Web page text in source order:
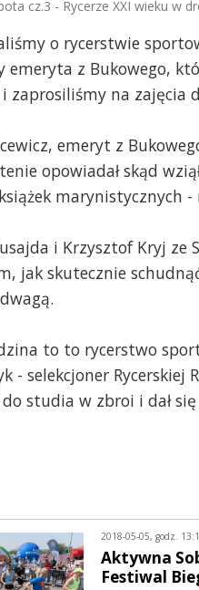
cz.3 - Rycerze XXI wieku w
o rycerstwie
emeryta z Bukowego,
zaprosiliśmy na zajęcia
emeryt z
opowiadał skąd
marynistycznych -
i Krzysztof Kryj ze
jak skutecznie
to to rycerstwo
- selekcjoner
do studia w zbroi i dał
2018-05-05, godz.
Aktywna
Festiwal